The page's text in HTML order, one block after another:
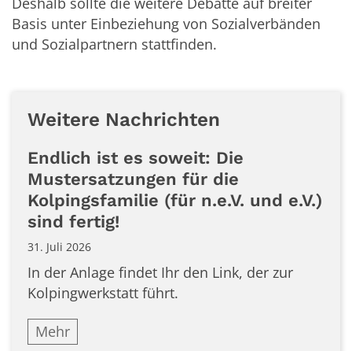
Basis unter Einbeziehung von Sozialverbänden
und Sozialpartnern stattfinden.
Weitere Nachrichten
Endlich ist es soweit: Die
Mustersatzungen für die
Kolpingsfamilie (für n.e.V. und e.V.)
sind fertig!
31. Juli 2026
In der Anlage findet Ihr den Link, der zur
Kolpingwerkstatt führt.
Mehr